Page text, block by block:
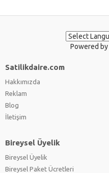
Powered by
Satilikdaire.com
Hakkımızda
Reklam
Blog
İletişim
Bireysel Üyelik
Bireysel Üyelik
Bireysel Paket Ücretleri